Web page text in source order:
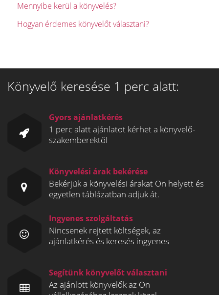
Mennyibe kerül a könyvelés?
Hogyan érdemes könyvelőt választani?
Könyvelő keresése 1 perc alatt:
Gyors ajánlatkérés
1 perc alatt ajánlatot kérhet a könyvelő-
szakemberektől
Könyvelési árak bekérése
Bekérjük a könyvelési árakat Ön helyett és
egyetlen táblázatban adjuk át.
Ingyenes szolgáltatás
Nincsenek rejtett költségek, az
ajánlatkérés és keresés ingyenes
Segítünk könyvelőt választani
Az ajánlott könyvelők az Ön